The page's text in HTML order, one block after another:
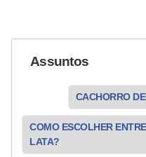
Assuntos
CACHORRO
COMO ESCOLHER
LATA?